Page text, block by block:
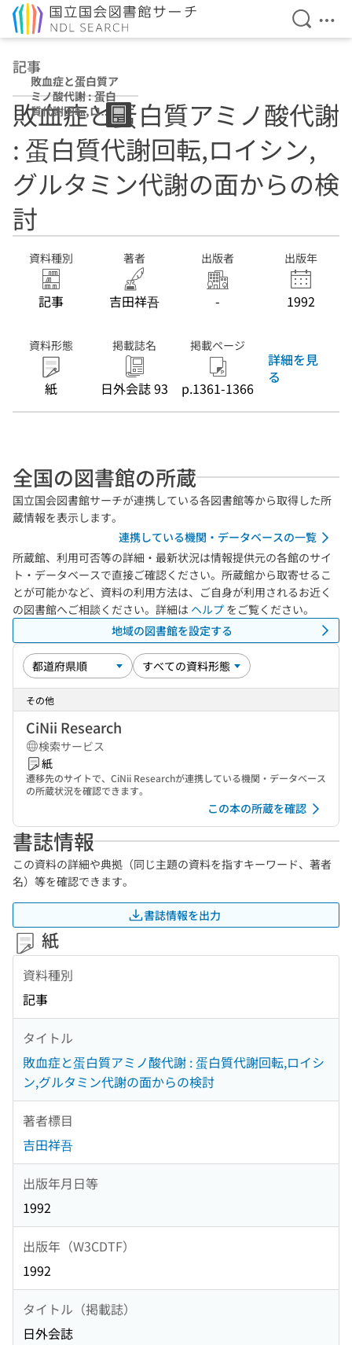
検索を
メ
記事
敗血症と蛋白質ア
ミノ酸代謝 : 蛋白
質代謝回転,ロイ
シン,グルタミン
代謝の面からの検
討
敗血症と蛋白質アミノ酸代謝
: 蛋白質代謝回転,ロイシン,
グルタミン代謝の面からの検
討
資料種別
記事
著者
吉田祥吾
出版者
-
出版年
1992
資料形態
紙
掲載誌名
日外会誌 93
掲載ページ
p.1361-1366
詳細を見
る
全国の図書館の所蔵
国立国会図書館サーチが連携している各図書館等から取得した所
蔵情報を表示します。
連携している機関・データベースの一覧
所蔵館、利用可否等の詳細・最新状況は情報提供元の各館のサイ
ト・データベースで直接ご確認ください。所蔵館から取寄せるこ
とが可能かなど、資料の利用方法は、ご自身が利用されるお近く
の図書館へご相談ください。詳細は ヘルプ をご覧ください。
地域の図書館を設定する
その他
CiNii Research
検索サービス
紙
遷移先のサイトで、CiNii Researchが連携している機関・データベース
の所蔵状況を確認できます。
この本の所蔵を確認
書誌情報
この資料の詳細や典拠（同じ主題の資料を指すキーワード、著者
名）等を確認できます。
書誌情報を出力
紙
資料種別
記事
タイトル
敗血症と蛋白質アミノ酸代謝 : 蛋白質代謝回転,ロイシ
ン,グルタミン代謝の面からの検討
著者標目
吉田祥吾
出版年月日等
1992
出版年（W3CDTF）
1992
タイトル（掲載誌）
日外会誌